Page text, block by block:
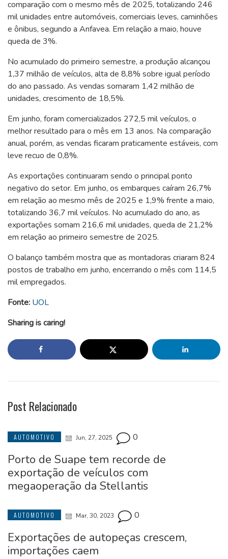
comparação com o mesmo mês de 2025, totalizando 246
mil unidades entre automóveis, comerciais leves, caminhões
e ônibus, segundo a Anfavea. Em relação a maio, houve
queda de 3%.
No acumulado do primeiro semestre, a produção alcançou
1,37 milhão de veículos, alta de 8,8% sobre igual período
do ano passado. As vendas somaram 1,42 milhão de
unidades, crescimento de 18,5%.
Em junho, foram comercializados 272,5 mil veículos, o
melhor resultado para o mês em 13 anos. Na comparação
anual, porém, as vendas ficaram praticamente estáveis, com
leve recuo de 0,8%.
As exportações continuaram sendo o principal ponto
negativo do setor. Em junho, os embarques caíram 26,7%
em relação ao mesmo mês de 2025 e 1,9% frente a maio,
totalizando 36,7 mil veículos. No acumulado do ano, as
exportações somam 216,6 mil unidades, queda de 21,2%
em relação ao primeiro semestre de 2025.
O balanço também mostra que as montadoras criaram 824
postos de trabalho em junho, encerrando o mês com 114,5
mil empregados.
Fonte: UOL
Sharing is caring!
Post Relacionado
AUTOMOTIVO Jun, 27, 2025 0
Porto de Suape tem recorde de
exportação de veículos com
megaoperação da Stellantis
AUTOMOTIVO Mar, 30, 2023 0
Exportações de autopeças crescem,
importações caem